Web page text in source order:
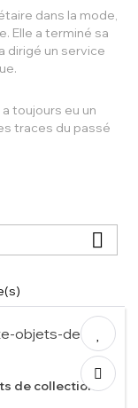
dans la mode,
. Elle a terminé sa
dirigé un service
.
toujours eu un
traces du passé

de collection